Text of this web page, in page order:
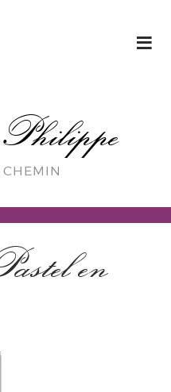
CHEMIN
en